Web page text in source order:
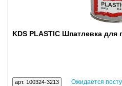
KDS PLASTIC Шпатлевка для
арт. 100324-3213 Ожидается